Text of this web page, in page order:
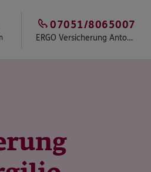
ERGO Versicherung Antonio De Virgilio
07051/8065007